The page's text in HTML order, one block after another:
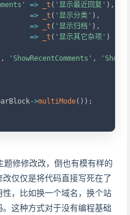
=> _t ( '显示最近回复' ) ,
=> _t ( '显示分类' ) ,
=> _t ( '显示归档' ) ,
=> _t ( '显示其它杂项' )
, 'ShowRecentComments' ,
->multiMode( ) ) ;
修修改改，倒也有模有样的
仅仅是将代码直接写死在了
，比如换一个域名，换个站
这种方式对于没有编程基础